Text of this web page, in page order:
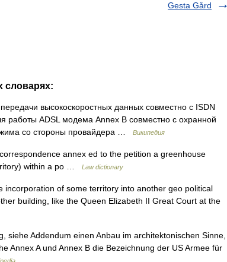
Gesta Gård
словарях:
высокоскоростных данных совместно с ISDN
работы ADSL модема Annex B совместно с охранной
со стороны провайдера …
Википедия
annex ed to the petition a greenhouse
within a po …
Law dictionary
of some territory into another geo political
building, like the Queen Elizabeth II Great Court at the
Addendum einen Anbau im architektonischen Sinne,
Annex A und Annex B die Bezeichnung der US Armee für